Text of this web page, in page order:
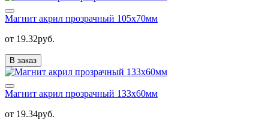
Магнит акрил прозрачный 105х70мм
от 19.32руб.
В заказ
Магнит акрил прозрачный 133х60мм
от 19.34руб.